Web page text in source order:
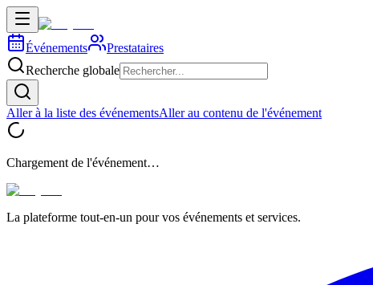
Événements
Prestataires
Recherche globale
Aller à la liste des événementsAller au contenu de l'événement
Chargement de l'événement…
La plateforme tout-en-un pour vos événements et services.